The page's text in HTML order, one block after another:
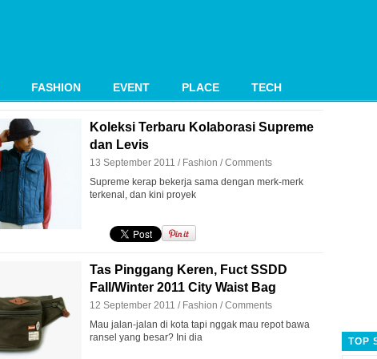
FASHION EVENT PLACE TECH
Koleksi Terbaru Kolaborasi Supreme
dan Levis
13 September 2011 / Fashion /Comments
Supreme kerap bekerja sama dengan merk-merk
terkenal, dan kini proyek
Tas Pinggang Keren, Fuct SSDD
Fall/Winter 2011 City Waist Bag
12 September 2011 / Fashion /Comments
Mau jalan-jalan di kota tapi nggak mau repot bawa
ransel yang besar? Ini dia
TOP